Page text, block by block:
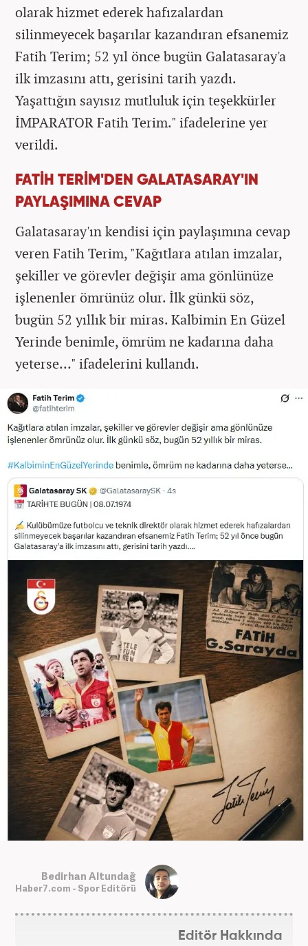
olarak hizmet ederek hafızalardan
silinmeyecek başarılar kazandıran efsanemiz
Fatih Terim; 52 yıl önce bugün Galatasaray'a
ilk imzasını attı, gerisini tarih yazdı.
Yaşattığın sayısız mutluluk için teşekkürler
İMPARATOR Fatih Terim." ifadelerine yer
verildi.
FATİH TERİM'DEN GALATASARAY'IN
PAYLAŞIMINA CEVAP
Galatasaray'ın kendisi için paylaşımına cevap
veren Fatih Terim, "Kağıtlara atılan imzalar,
şekiller ve görevler değişir ama gönlünüze
işlenenler ömrünüz olur. İlk günkü söz,
bugün 52 yıllık bir miras. Kalbimin En Güzel
Yerinde benimle, ömrüm ne kadarına daha
yeterse…" ifadelerini kullandı.
Bedirhan Altundağ
Haber7.com - Spor Editörü
Editör Hakkında